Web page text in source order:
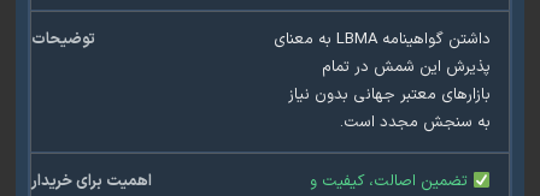
داشتن گواهینامه LBMA به معنای
این شمش در تمام
معتبر جهانی بدون نیاز
سنجش مجدد است.
تضمین اصالت، کیفیت و